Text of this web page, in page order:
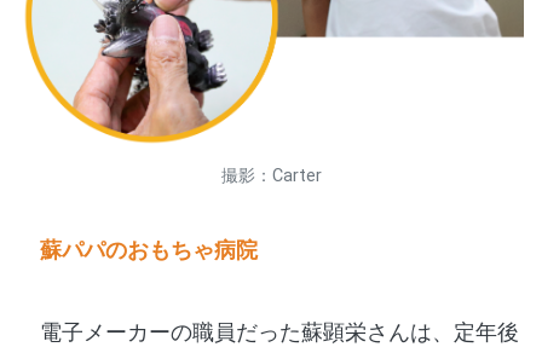
撮影：Carter
蘇パパのおもちゃ病院
電子メーカーの職員だった蘇顕栄さんは、定年後